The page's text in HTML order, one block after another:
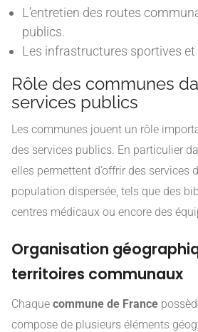
L’entretien des routes
publics.
Les infrastructures sportives et
Rôle des communes
services publics
Les communes jouent un rôle
des services publics. En particulier
elles permettent d’offrir des services
population dispersée, tels que des
centres médicaux ou encore des
Organisation
territoires communaux
Chaque commune de France
compose de plusieurs éléments